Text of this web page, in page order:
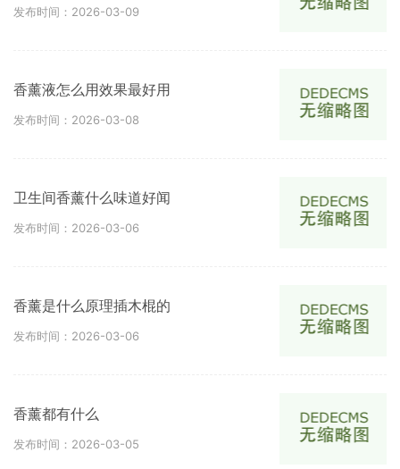
发布时间：2026-03-09
香薰液怎么用效果最好用
发布时间：2026-03-08
卫生间香薰什么味道好闻
发布时间：2026-03-06
香薰是什么原理插木棍的
发布时间：2026-03-06
香薰都有什么
发布时间：2026-03-05